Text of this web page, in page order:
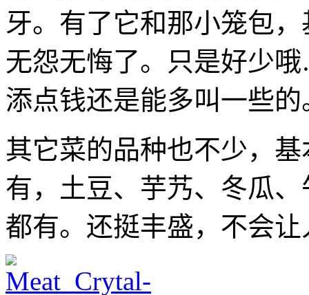
牙。有了它和那小笼包
无怨无悔了。只是好少
添点钱还是能多叫一些的
其它菜的品种也不少，
有，土豆、芋艿、冬瓜
都有。还挺丰盛，不会